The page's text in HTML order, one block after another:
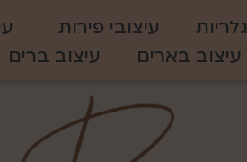
גלריות עיצובי פירות
עיצוב בארים
עיצוב ברים